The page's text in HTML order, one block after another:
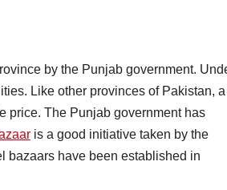
by the Punjab government.
Like other provinces of Pakistan, a
price. The Punjab government has
is a good initiative taken by the
bazaars have been established in